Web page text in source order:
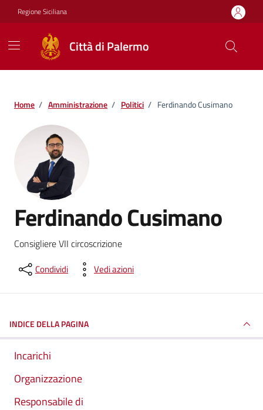
Vai ai contenuti
Vai al footer
Regione Siciliana
Città di Palermo
Home / Amministrazione / Politici / Ferdinando Cusimano
Ferdinando Cusimano
Consigliere VII circoscrizione
Condividi Vedi azioni
INDICE DELLA PAGINA
Incarichi
Organizzazione
Responsabile di